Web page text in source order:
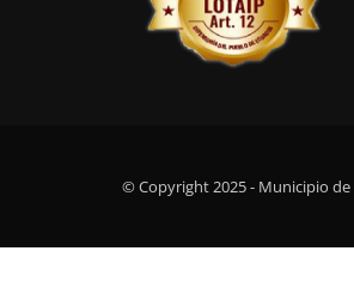
© Copyright 2025 - Municipio